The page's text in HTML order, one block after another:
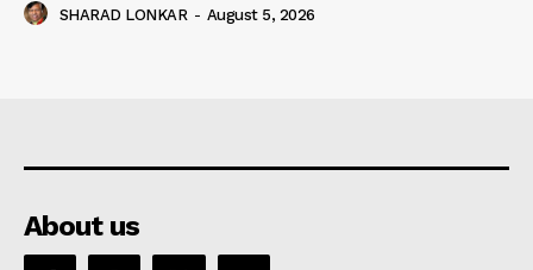
SHARAD LONKAR - August 5, 2026
About us